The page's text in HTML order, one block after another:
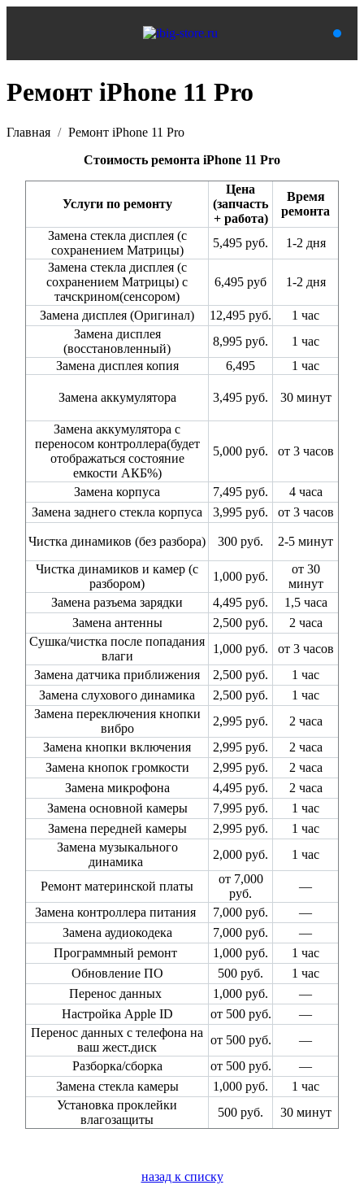
Ремонт iPhone 11 Pro
Главная
Ремонт iPhone 11 Pro
Стоимость ремонта iPhone 11 Pro
Услуги по ремонту
Цена
(запчасть
+ работа)
Время
ремонта
Замена стекла дисплея (с
сохранением Матрицы)
5,495 руб.
1-2 дня
Замена стекла дисплея (с
сохранением Матрицы) с
тачскрином(сенсором)
6,495 руб 1-2 дня
Замена дисплея (Оригинал) 12,495 руб.
1 час
Замена дисплея
(восстановленный)
8,995 руб.
1 час
Замена дисплея копия
6,495 1 час
Замена аккумулятора 3,495 руб. 30 минут
Замена аккумулятора с
переносом контроллера(будет
отображаться состояние
емкости АКБ%)
5,000 руб. от 3 часов
Замена корпуса 7,495 руб.
4 часа
Замена заднего стекла корпуса
3,995 руб. от 3 часов
Чистка динамиков (без разбора) 300 руб.
2-5 минут
Чистка динамиков и камер (с
разбором)
1,000 руб.
от 30
минут
Замена разъема зарядки
4,495 руб.
1,5 часа
Замена антенны
2,500 руб.
2 часа
Сушка/чистка после попадания
влаги
1,000 руб.
от 3 часов
Замена датчика приближения
2,500 руб.
1 час
Замена слухового динамика
2,500 руб.
1 час
Замена переключения кнопки
вибро
2,995 руб.
2 часа
Замена кнопки включения
2,995 руб.
2 часа
Замена кнопок громкости
2,995 руб.
2 часа
Замена микрофона
4,495 руб.
2 часа
Замена основной камеры
7,995 руб.
1 час
Замена передней камеры
2,995 руб.
1 час
Замена музыкального
динамика
2,000 руб. 1 час
Ремонт материнской платы
от 7,000
руб.
—
Замена контроллера питания
7,000 руб.
—
Замена аудиокодека
7,000 руб.
—
Программный ремонт
1,000 руб.
1 час
Обновление ПО
500 руб.
1 час
Перенос данных
1,000 руб.
—
Настройка Apple ID
от 500 руб.
—
Перенос данных с телефона на
ваш жест.диск
от 500 руб.
—
Разборка/сборка
от 500 руб.
—
Замена стекла камеры
1,000 руб.
1 час
Установка проклейки
влагозащиты
500 руб. 30 минут
назад к списку